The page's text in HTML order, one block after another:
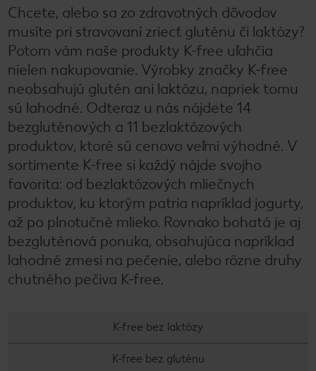
Chcete, alebo sa zo zdravotných dôvodov
musíte pri stravovaní zriecť gluténu či laktózy?
Potom vám naše produkty K-free uľahčia
nielen nakupovanie. Výrobky značky K-free
neobsahujú glutén ani laktózu, napriek tomu
sú lahodné. Odteraz u nás nájdete 14
bezgluténových a 11 bezlaktózových
produktov, ktoré sú cenovo veľmi výhodné. V
sortimente K-free si každý nájde svojho
favorita: od bezlaktózových mliečnych
produktov, ku ktorým patria napríklad jogurty,
až po plnotučné mlieko. Rovnako bohatá je aj
bezgluténová ponuka, obsahujúca napríklad
lahodné zmesi na pečenie, alebo rôzne druhy
chutného pečiva K-free.
K-free bez laktózy
K-free bez gluténu